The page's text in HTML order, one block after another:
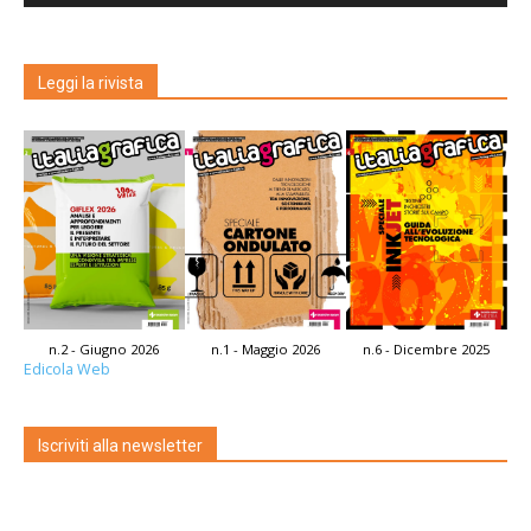
Leggi la rivista
n.2 - Giugno 2026 n.1 - Maggio 2026 n.6 - Dicembre 2025
Edicola Web
Iscriviti alla newsletter